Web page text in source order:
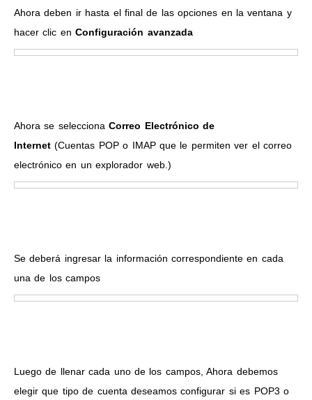
Ahora deben ir hasta el final de las opciones en la ventana y
hacer clic enConfiguración avanzada
Ahora se seleccionaCorreo Electrónico de
Internet (Cuentas POP o IMAP que le permiten ver el correo
electrónico en un explorador web.)
Se deberá ingresar la información correspondiente en cada
una de los campos
Luego de llenar cada uno de los campos, Ahora debemos
elegir que tipo de cuenta deseamos configurar si es POP3 o